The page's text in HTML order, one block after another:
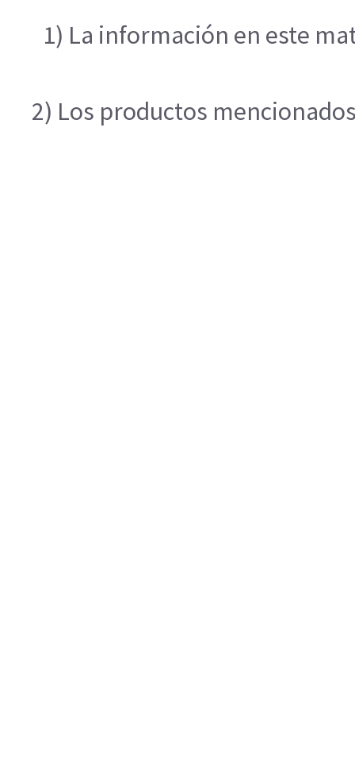
1) La información en este
2) Los productos